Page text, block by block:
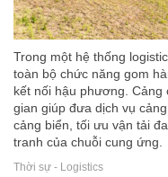
Trong một hệ thống
toàn bộ chức năng gom
kết nối hậu phương. Cảng
gian giúp đưa dịch vụ
cảng biển, tối ưu vận tải
tranh của chuỗi cung ứng.
Thời sự - Logistics